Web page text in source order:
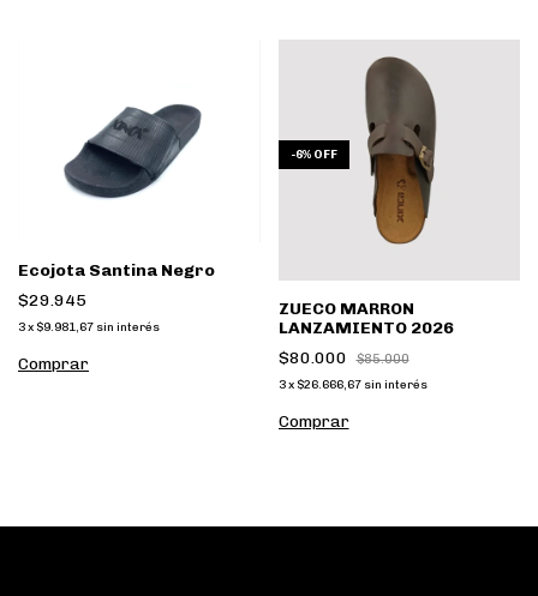
Ecojota Santina Negro
$29.945
3x $9.981,67 sin interés
Comprar
-6% OFF
ZUECO MARRON
LANZAMIENTO 2026
$80.000
$85.000
3 x $26.666,67 sin interés
Comprar